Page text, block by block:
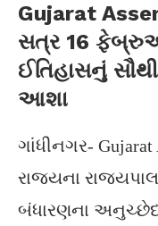
Gujarat
સત્ર 16
ઈતિહાસનું
આશા
ગાંધીનગર-
રાજ્યના રાજ્યપાલ
બંધારણના